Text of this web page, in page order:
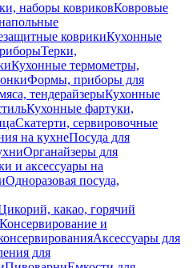
наборы ковриковКовровые
коврикиКухонные
Терки,
Кухонные термометры,
Формы, приборы для
тендерайзерыКухонные
Кухонные фартуки,
Скатерти, сервировочные
на кухнеПосуда для
Органайзеры для
и аксессуары на
Одноразовая посуда,
какао, горячий
Консервирование и
Аксессуары для
для